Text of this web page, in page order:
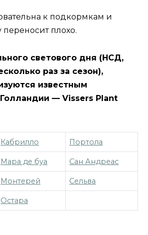
к подкормкам и
переносит плохо.
светового дня (НСД,
раз за сезон),
известным
— Vissers Plant
Кабрилло Портола
Мара де буа Сан Андреас
Монтерей Сельва
Остара